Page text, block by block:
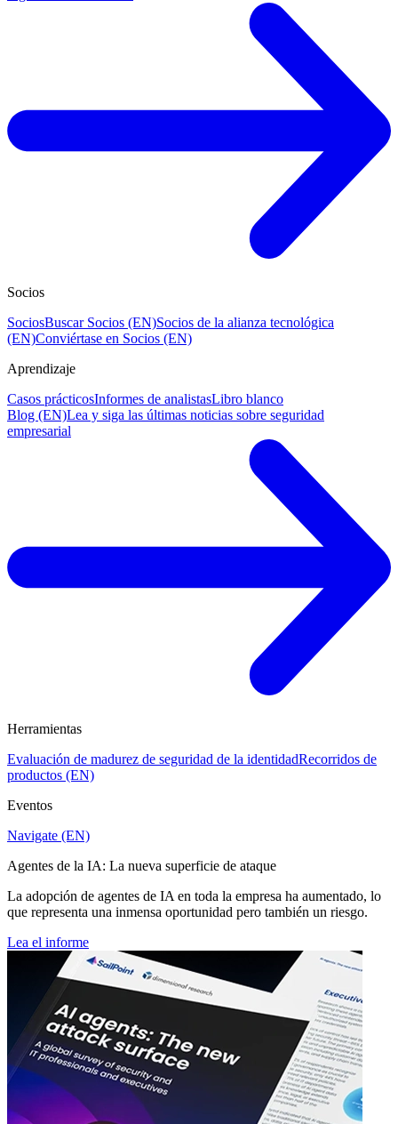
Socios
SociosBuscar Socios (EN)Socios de la alianza tecnológica
(EN)Conviértase en Socios (EN)
Aprendizaje
Casos prácticosInformes de analistasLibro blanco
Blog (EN)Lea y siga las últimas noticias sobre seguridad
empresarial
Herramientas
Evaluación de madurez de seguridad de la identidadRecorridos de
productos (EN)
Eventos
Navigate (EN)
Agentes de la IA: La nueva superficie de ataque
La adopción de agentes de IA en toda la empresa ha aumentado, lo
que representa una inmensa oportunidad pero también un riesgo.
Lea el informe